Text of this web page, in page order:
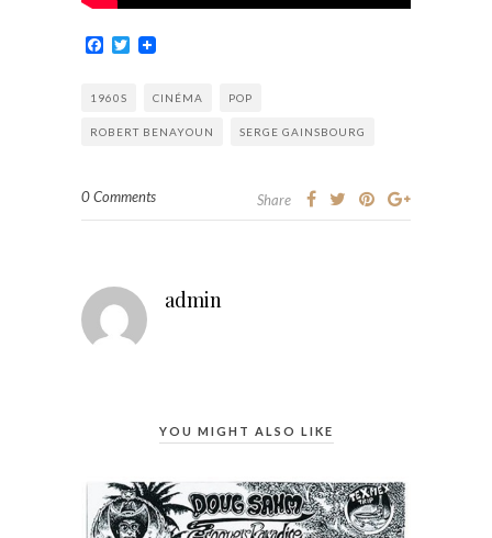
Facebook
Twitter
1960S CINÉMA POP
ROBERT BENAYOUN SERGE GAINSBOURG
0 Comments Share
admin
YOU MIGHT ALSO LIKE